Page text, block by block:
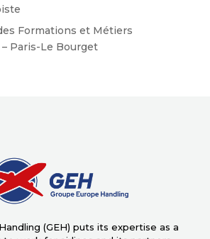
Formations et Métiers
Paris-Le Bourget
(GEH) puts its expertise as a